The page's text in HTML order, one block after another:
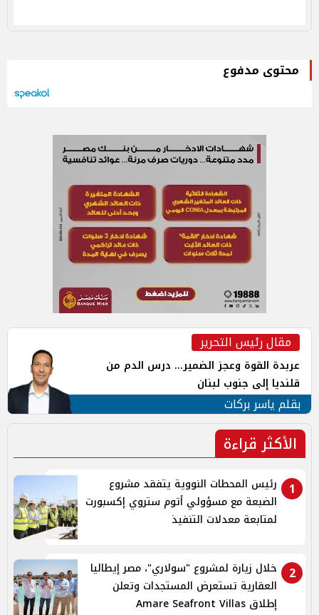
محتوى مدفوع
مقال رئيس التحرير
عربدة القوة وعجز الضمير... درس الدم من
قلنديا إلى جنوب لبنان
بقلم ياسر بركات
الأكثر قراءة
1
رئيس المحطات النووية يتفقد مشروع
الضبعة مع مسؤولي أتوم ستروي إكسبورت
لمتابعة معدلات التنفيذ
2
خلال زيارة لمشروع "سولاري"، مصر إيطاليا
العقارية تستعرض المستجدات وتعلن
إطلاق Amare Seafront Villas